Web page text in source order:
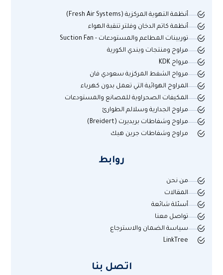
أنظمة التهوية المركزية (Fresh Air Systems)
أنظمة كاتم الدخان وفلتر تنقية الهواء
توربينات المطاعم والمستودعات - Suction Fan
مراوح ومنتجات ويندي الكورية
مرواح KDK
مرواح الشفط المركزية سعودي فان
المراوح الهوائية التي تعمل بدون كهرباء
المكيفات الصحراوية للمصانع والمستودعات
مراوح الجدارية وسلالم الطوارئ
مراوح وشفاطات بريديرت (Breidert)
مراوح وشفاطات جرين هيك
روابط
من نحن
المقالات
أسئلة شائعة
تواصل معنا
سياسة الضمان والاسترجاع
LinkTree
اتصل بنا